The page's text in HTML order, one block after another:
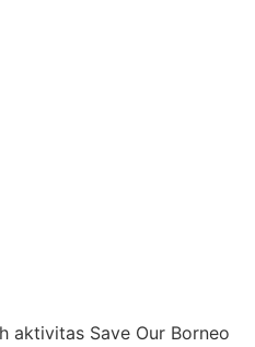
aktivitas Save Our Borneo